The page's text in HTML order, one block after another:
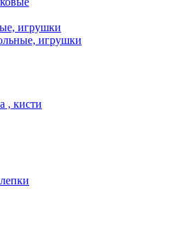
игрушки
игрушки
, кисти